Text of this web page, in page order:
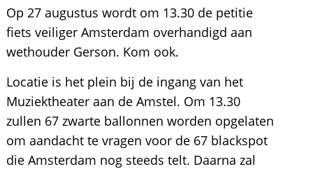
Op 27 augustus wordt om 13.30 de petitie
fiets veiliger Amsterdam overhandigd aan
wethouder Gerson. Kom ook.
Locatie is het plein bij de ingang van het
Muziektheater aan de Amstel. Om 13.30
zullen 67 zwarte ballonnen worden opgelaten
om aandacht te vragen voor de 67 blackspot
die Amsterdam nog steeds telt. Daarna zal